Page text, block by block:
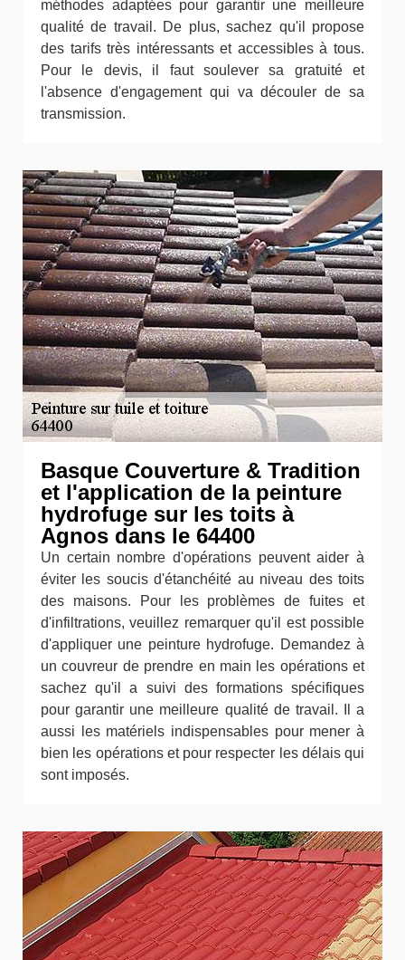
méthodes adaptées pour garantir une meilleure
qualité de travail. De plus, sachez qu'il propose
des tarifs très intéressants et accessibles à tous.
Pour le devis, il faut soulever sa gratuité et
l'absence d'engagement qui va découler de sa
transmission.
Basque Couverture & Tradition
et l'application de la peinture
hydrofuge sur les toits à
Agnos dans le 64400
Un certain nombre d'opérations peuvent aider à
éviter les soucis d'étanchéité au niveau des toits
des maisons. Pour les problèmes de fuites et
d'infiltrations, veuillez remarquer qu'il est possible
d'appliquer une peinture hydrofuge. Demandez à
un couvreur de prendre en main les opérations et
sachez qu'il a suivi des formations spécifiques
pour garantir une meilleure qualité de travail. Il a
aussi les matériels indispensables pour mener à
bien les opérations et pour respecter les délais qui
sont imposés.